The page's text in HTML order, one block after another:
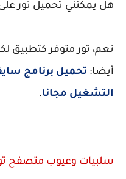
هل يمكنني تحميل تور
نعم، تور متوفر كتطبيق
أيضا:
التشغيل مجانا.
سلبيات وعيوب متصفح تور